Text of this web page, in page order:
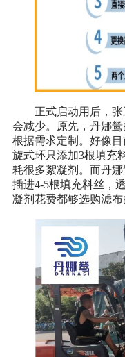
正式启动用后，
会减少。原先，丹娜
根据需求定制。好像
旋式环只添加3根填充
耗很多絮凝剂。而丹
插进4-5根填充料丝，
凝剂花费都够选购滤布